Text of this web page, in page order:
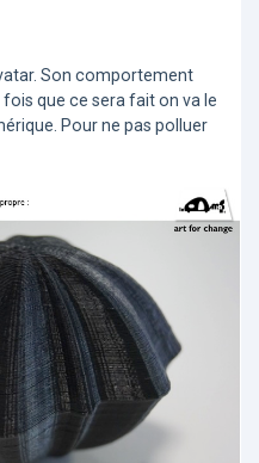
Son comportement
que ce sera fait on va le
Pour ne pas polluer